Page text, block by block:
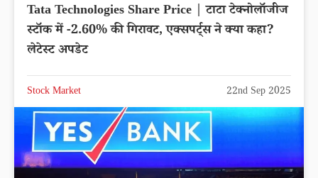
Tata Technologies Share Price | टाटा टेक्नोलॉजीज
स्टॉक में -2.60% की गिरावट, एक्सपर्ट्स ने क्या कहा?
लेटेस्ट अपडेट
Stock Market 22nd Sep 2025